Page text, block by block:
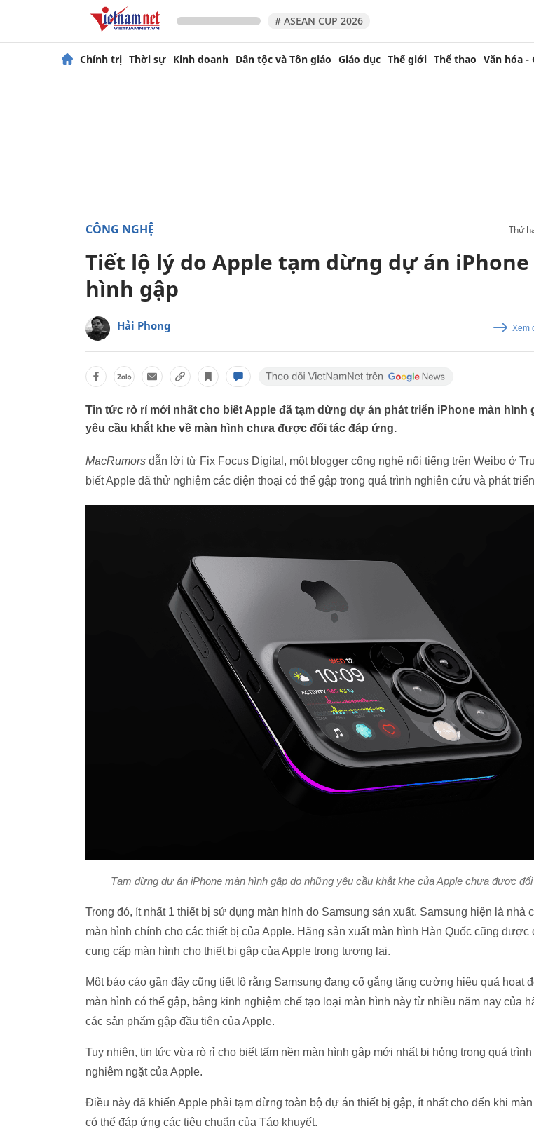
# ASEAN CUP 2026
Chính trị Thời sự Kinh doanh Dân tộc và Tôn giáo Giáo dục Thế giới Thể thao Văn hóa -
CÔNG NGHỆ thứ
Tiết lộ lý do Apple tạm dừng dự án iPhone
hình gập
Hải Phong Xem
Tin tức rò rỉ mới nhất cho biết Apple đã tạm dừng dự án phát triển iPhone màn hình
yêu cầu khắt khe về màn hình chưa được đối tác đáp ứng.
MacRumors dẫn lời từ Fix Focus Digital, một blogger công nghệ nổi tiếng trên Weibo ở
biết Apple đã thử nghiệm các điện thoại có thể gập trong quá trình nghiên cứu và phát
Tạm dừng dự án iPhone màn hình gập do những yêu cầu khắt khe của Apple chưa được
Trong đó, ít nhất 1 thiết bị sử dụng màn hình do Samsung sản xuất. Samsung hiện là nhà
màn hình chính cho các thiết bị của Apple. Hãng sản xuất màn hình Hàn Quốc cũng được
cung cấp màn hình cho thiết bị gập của Apple trong tương lai.
Một báo cáo gần đây cũng tiết lộ rằng Samsung đang cố gắng tăng cường hiệu quả hoạt
màn hình có thể gập, bằng kinh nghiệm chế tạo loại màn hình này từ nhiều năm nay của
các sản phẩm gập đầu tiên của Apple.
Tuy nhiên, tin tức vừa rò rỉ cho biết tấm nền màn hình gập mới nhất bị hỏng trong quá
nghiêm ngặt của Apple.
Điều này đã khiến Apple phải tạm dừng toàn bộ dự án thiết bị gập, ít nhất cho đến khi
có thể đáp ứng các tiêu chuẩn của Táo khuyết.